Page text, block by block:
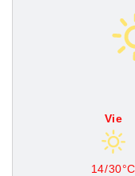
Vie
14/30°C